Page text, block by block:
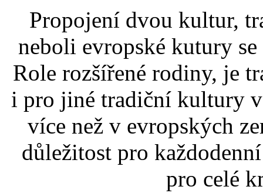
Propojení dvou kultur,
neboli evropské kutury
Role rozšířené rodiny, je
i pro jiné tradiční kultury
více než v evropských
důležitost pro
pro celé